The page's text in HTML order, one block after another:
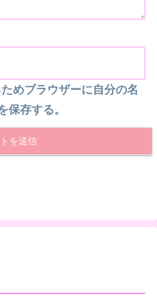
めブラウザーに自分の名
保存する。